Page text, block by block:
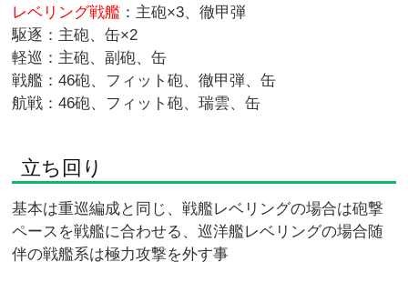
レベリング戦艦 ：主砲×3、徹甲弾
駆逐：主砲、缶×2
軽巡：主砲、副砲、缶
戦艦：46砲、フィット砲、徹甲弾、缶
航戦：46砲、フィット砲、瑞雲、缶
立ち回り
基本は重巡編成と同じ、戦艦レベリングの場合は砲撃
ペースを戦艦に合わせる、巡洋艦レベリングの場合随
伴の戦艦系は極力攻撃を外す事